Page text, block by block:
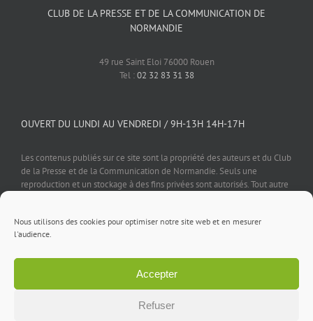
Nous utilisons des cookies pour optimiser notre site web et en mesurer
l'audience.
Accepter
Refuser
CLUB DE LA PRESSE ET DE LA COMMUNICATION DE
NORMANDIE
49 rue Saint Eloi 76000 Rouen
Tel :02 32 83 31 38
OUVERT DU LUNDI AU VENDREDI / 9H-13H 14H-17H
Les contenus publiés sur ce site sont la propriété des auteurs et du Club
de la Presse et de la Communication de Normandie. Seuls une
reproduction et un stockage à des fins privées sont autorisés. Tout autre